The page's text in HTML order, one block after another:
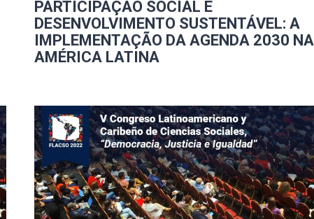
PARTICIPAÇÃO SOCIAL E
DESENVOLVIMENTO SUSTENTÁVEL: A
IMPLEMENTAÇÃO DA AGENDA 2030 NA
AMÉRICA LATINA